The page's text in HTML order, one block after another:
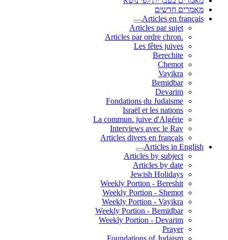
מאמרים חדשים
Articles en français
Articles par sujet
.Articles par ordre chron
Les fêtes juives
Berechite
Chemot
Vayikra
Bemidbar
Devarim
Fondations du Judaisme
Israël et les nations
La commun. juive d'Algérie
Interviews avec le Rav
Articles divers en français
Articles in English
Articles by subject
Articles by date
Jewish Holidays
Weekly Portion - Bereshit
Weekly Portion - Shemot
Weekly Portion - Vayikra
Weekly Portion - Bemidbar
Weekly Portion - Devarim
Prayer